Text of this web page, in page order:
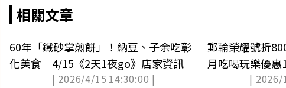
相關文章
60年「鐵砂掌煎餅」！納豆、子余吃彰
化美食｜4/15《2天1夜go》店家資訊
| 2026/4/15 14:30:00 |
郵輪榮耀號折
月吃喝玩樂優
(中獎公布)| 2026/